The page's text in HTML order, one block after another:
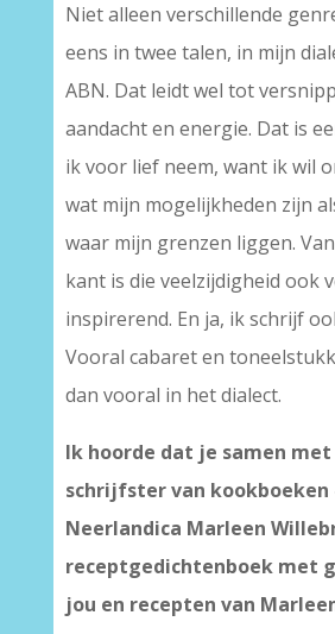
Niet alleen verschillende
eens in twee talen, in mijn
ABN. Dat leidt wel tot
aandacht en energie. Dat is
ik voor lief neem, want ik wil
wat mijn mogelijkheden zijn
waar mijn grenzen liggen.
kant is die veelzijdigheid ook
inspirerend. En ja, ik schrijf
Vooral cabaret en
dan vooral in het dialect.
Ik hoorde dat je samen met
schrijfster van kookboeken
Neerlandica Marleen
receptgedichtenboek met
jou en recepten van